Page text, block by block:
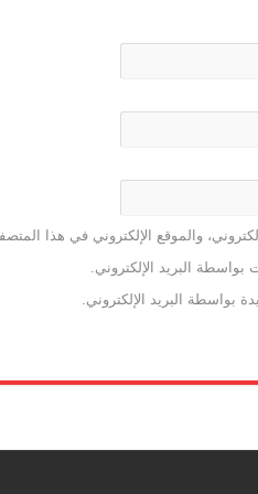
والموقع الإلكتروني في هذا
بواسطة البريد الإلكتروني.
بواسطة البريد الإلكتروني.